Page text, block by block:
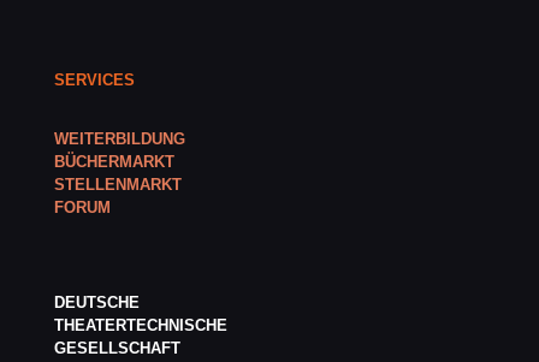
SERVICES
WEITERBILDUNG
BÜCHERMARKT
STELLENMARKT
FORUM
DEUTSCHE
THEATERTECHNISCHE
GESELLSCHAFT